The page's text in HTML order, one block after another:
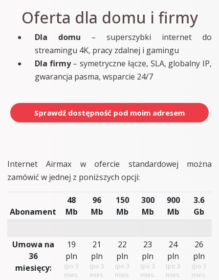
Oferta dla domu i firmy
Dla domu – superszybki internet do
streamingu 4K, pracy zdalnej i gamingu
Dla firmy– symetryczne łącze, SLA, globalny IP,
gwarancja pasma, wsparcie 24/7
Sprawdź dostępność pod moim adresem
Internet Airmax w ofercie standardowej można
zamówić w jednej z poniższych opcji:
Abonament
48
Mb
96
Mb
150
Mb
300
Mb
900
Mb
3.6
Gb
Umowa na
36
miesięcy:
19
pln
(po 3
mies.
21
pln
(po 3
mies.
22
pln
(po 3
mies.
23
pln
(po 3
mies.
24
pln
(po 3
mies.
26
pln
(po 3
mies.